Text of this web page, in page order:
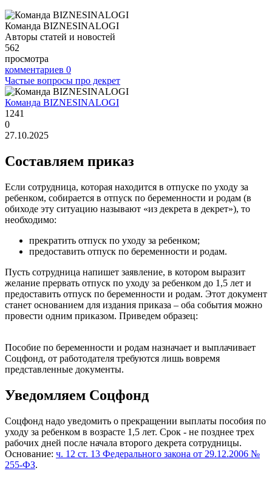
Команда BIZNESINALOGI
Авторы статей и новостей
562
просмотра
комментариев 0
Частые вопросы про декрет
Команда BIZNESINALOGI
1241
0
27.10.2025
Составляем приказ
Если сотрудница, которая находится в отпуске по уходу за
ребенком, собирается в отпуск по беременности и родам (в
обиходе эту ситуацию называют «из декрета в декрет»), то
необходимо:
прекратить отпуск по уходу за ребенком;
предоставить отпуск по беременности и родам.
Пусть сотрудница напишет заявление, в котором выразит
желание прервать отпуск по уходу за ребенком до 1,5 лет и
предоставить отпуск по беременности и родам. Этот документ
станет основанием для издания приказа – оба события можно
провести одним приказом. Приведем образец:
Пособие по беременности и родам назначает и выплачивает
Соцфонд, от работодателя требуются лишь вовремя
представленные документы.
Уведомляем Соцфонд
Соцфонд надо уведомить о прекращении выплаты пособия по
уходу за ребенком в возрасте 1,5 лет. Срок - не позднее трех
рабочих дней после начала второго декрета сотрудницы.
Основание: ч. 12 ст. 13 Федерального закона от 29.12.2006 №
255-ФЗ.